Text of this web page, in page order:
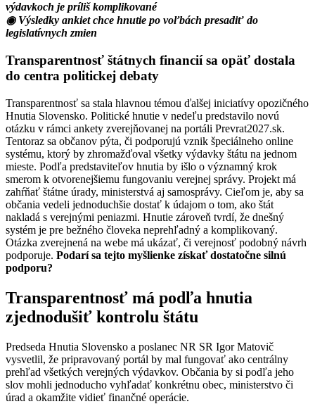
výdavkoch je príliš komplikované
◉ Výsledky ankiet chce hnutie po voľbách presadiť do
legislatívnych zmien
Transparentnosť štátnych financií sa opäť dostala
do centra politickej debaty
Transparentnosť sa stala hlavnou témou ďalšej iniciatívy opozičného
Hnutia Slovensko. Politické hnutie v nedeľu predstavilo novú
otázku v rámci ankety zverejňovanej na portáli Prevrat2027.sk.
Tentoraz sa občanov pýta, či podporujú vznik špeciálneho online
systému, ktorý by zhromažďoval všetky výdavky štátu na jednom
mieste. Podľa predstaviteľov hnutia by išlo o významný krok
smerom k otvorenejšiemu fungovaniu verejnej správy. Projekt má
zahŕňať štátne úrady, ministerstvá aj samosprávy. Cieľom je, aby sa
občania vedeli jednoduchšie dostať k údajom o tom, ako štát
nakladá s verejnými peniazmi. Hnutie zároveň tvrdí, že dnešný
systém je pre bežného človeka neprehľadný a komplikovaný.
Otázka zverejnená na webe má ukázať, či verejnosť podobný návrh
podporuje. Podarí sa tejto myšlienke získať dostatočne silnú
podporu?
Transparentnosť má podľa hnutia
zjednodušiť kontrolu štátu
Predseda Hnutia Slovensko a poslanec NR SR Igor Matovič
vysvetlil, že pripravovaný portál by mal fungovať ako centrálny
prehľad všetkých verejných výdavkov. Občania by si podľa jeho
slov mohli jednoducho vyhľadať konkrétnu obec, ministerstvo či
úrad a okamžite vidieť finančné operácie.